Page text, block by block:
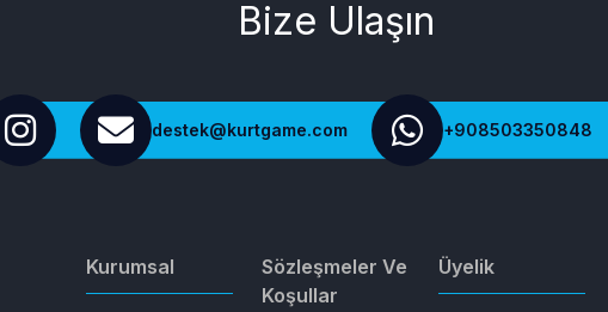
Bize Ulaşın
destek@kurtgame.com +908503350848
Kurumsal
Sözleşmeler Ve
Koşullar
Üyelik